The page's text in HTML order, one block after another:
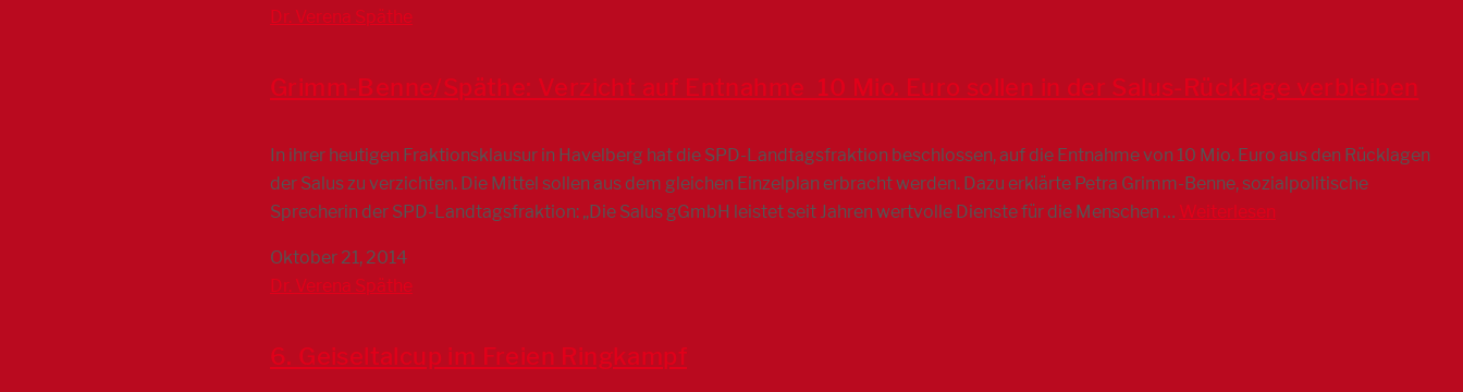
Dr. Verena Späthe
Grimm-Benne/Späthe: Verzicht auf Entnahme  10 Mio. Euro sollen in der Salus-Rücklage verbleiben
In ihrer heutigen Fraktionsklausur in Havelberg hat die SPD-Landtagsfraktion beschlossen, auf die Entnahme von 10 Mio. Euro aus den Rücklagen
der Salus zu verzichten. Die Mittel sollen aus dem gleichen Einzelplan erbracht werden. Dazu erklärte Petra Grimm-Benne, sozialpolitische
Sprecherin der SPD-Landtagsfraktion: „Die Salus gGmbH leistet seit Jahren wertvolle Dienste für die Menschen … Weiterlesen
Oktober 21, 2014
Dr. Verena Späthe
6. Geiseltalcup im Freien Ringkampf